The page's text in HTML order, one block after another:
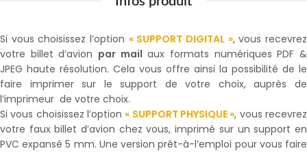
Si vous choisissez l’option « SUPPORT DIGITAL », vous recevrez
votre billet d’avion par mail aux formats numériques PDF &
JPEG haute résolution. Cela vous offre ainsi la possibilité de le
faire imprimer sur le support de votre choix, auprès de
l’imprimeur de votre choix.
Si vous choisissez l’option« SUPPORT PHYSIQUE », vous recevrez
votre faux billet d’avion chez vous, imprimé sur un support en
PVC expansé 5 mm. Une version prêt-à-l’emploi pour vous faire